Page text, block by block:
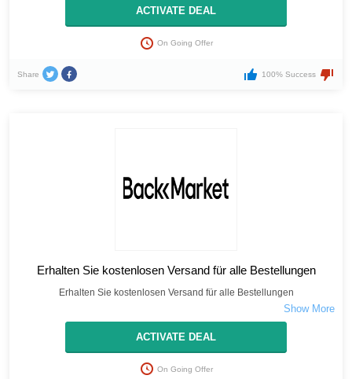
ACTIVATE DEAL
On Going Offer
Share 100% Success
Erhalten Sie kostenlosen Versand für alle Bestellungen
Erhalten Sie kostenlosen Versand für alle Bestellungen
ACTIVATE DEAL
On Going Offer